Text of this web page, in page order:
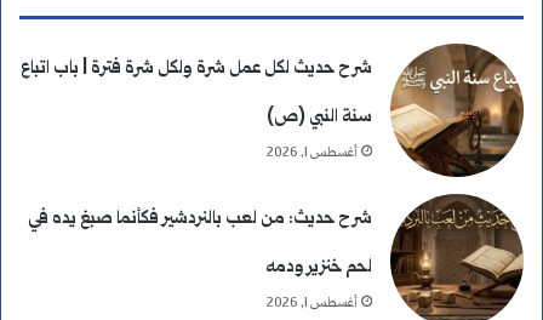
شرح حديث لكل عمل شرة ولكل شرة فترة | باب اتباع
سنة النبي (ص)
أغسطس 1, 2026
شرح حديث: من لعب بالنردشير فكأنما صبغ يده في
لحم خنزير ودمه
أغسطس 1, 2026